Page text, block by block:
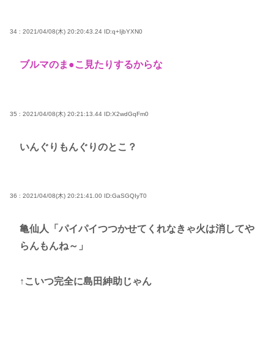
34 : 2021/04/08(木) 20:20:43.24 ID:q+IjbYXN0
ブルマのま●こ見たりするからな
35 : 2021/04/08(木) 20:21:13.44 ID:X2wdGqFm0
いんぐりもんぐりのとこ？
36 : 2021/04/08(木) 20:21:41.00 ID:GaSGQIyT0
亀仙人「パイパイつつかせてくれなきゃ火は消してや
らんもんね～」
↑こいつ完全に島田紳助じゃん